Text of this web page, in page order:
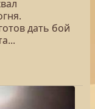
дать бой